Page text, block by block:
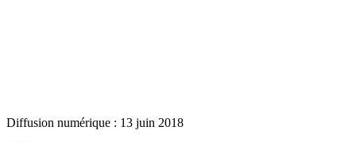
Diffusion numérique : 13 juin 2018